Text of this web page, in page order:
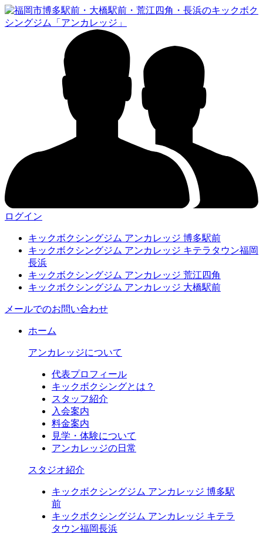
ログイン
キックボクシングジム アンカレッジ 博多駅前
キックボクシングジム アンカレッジ キテラタウン福岡
長浜
キックボクシングジム アンカレッジ 荒江四角
キックボクシングジム アンカレッジ 大橋駅前
メールでのお問い合わせ
ホーム
アンカレッジについて
代表プロフィール
キックボクシングとは？
スタッフ紹介
入会案内
料金案内
見学・体験について
アンカレッジの日常
スタジオ紹介
キックボクシングジム アンカレッジ 博多駅
前
キックボクシングジム アンカレッジ キテラ
タウン福岡長浜